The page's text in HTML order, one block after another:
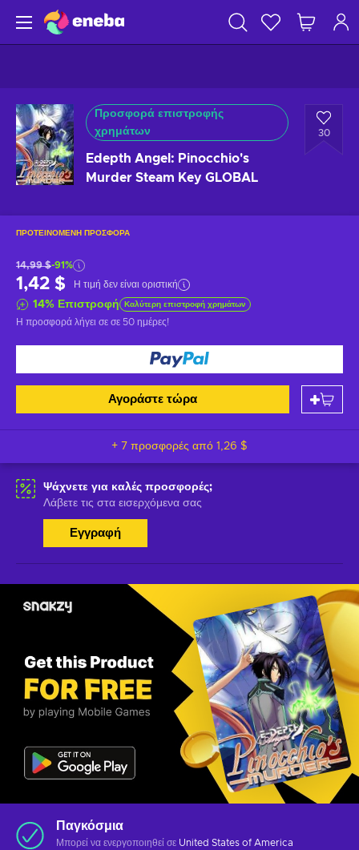
Προσφορά επιστροφής
χρημάτων
Edepth Angel: Pinocchio's
Murder Steam Key GLOBAL
30
ΠΡΟΤΕΙΝΌΜΕΝΗ ΠΡΟΣΦΟΡΆ
14,99 $-91%
1,42 $ Η τιμή δεν είναι οριστική
14% Επιστροφή Καλύτερη επιστροφή χρημάτων
Η προσφορά λήγει σε σε 50 ημέρες!
Αγοράστε τώρα
+ 7 προσφορές από 1,26 $
Ψάχνετε για καλές προσφορές;
Λάβετε τις στα εισερχόμενα σας
Εγγραφή
Παγκόσμια
Μπορεί να ενεργοποιηθεί σε United States of America